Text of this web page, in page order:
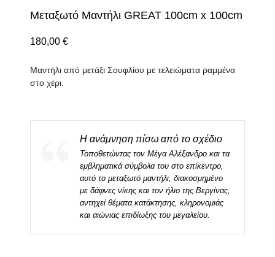
Μεταξωτό Μαντήλι GREAT 100cm x 100cm
180,00 €
Μαντήλι από μετάξι Σουφλίου με τελειώματα ραμμένα
στο χέρι.
Η ανάμνηση πίσω από το σχέδιο
Τοποθετώντας τον Μέγα Αλέξανδρο και τα
εμβληματικά σύμβολα του στο επίκεντρο,
αυτό το μεταξωτό μαντήλι, διακοσμημένο
με δάφνες νίκης και τον ήλιο της Βεργίνας,
αντηχεί θέματα κατάκτησης, κληρονομιάς
και αιώνιας επιδίωξης του μεγαλείου.